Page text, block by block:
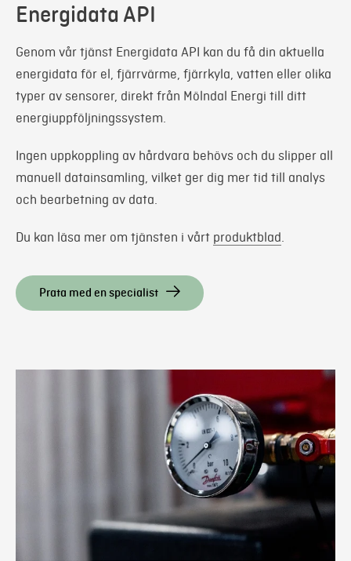
Energidata API
Genom vår tjänst Energidata API kan du få din aktuella
energidata för el, fjärrvärme, fjärrkyla, vatten eller olika
typer av sensorer, direkt från Mölndal Energi till ditt
energiuppföljningssystem.
Ingen uppkoppling av hårdvara behövs och du slipper all
manuell datainsamling, vilket ger dig mer tid till analys
och bearbetning av data.
Du kan läsa mer om tjänsten i vårt produktblad.
Prata med en specialist